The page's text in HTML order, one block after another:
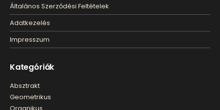
Általános Szerződési Feltételek
Adatkezelés
Impresszum
Kategóriák
Absztrakt
Geometrikus